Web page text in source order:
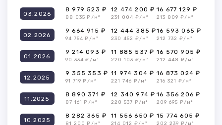
03.2026
8 979 523 ₽
88 035 ₽/м²
12 474 200 ₽
231 004 ₽/м²
16 677 129 ₽
213 809 ₽/м²
02.2026
9 664 915 ₽
94 754 ₽/м²
12 444 385 ₽
230 452 ₽/м²
16 593 065 ₽
212 732 ₽/м²
01.2026
9 214 093 ₽
90 334 ₽/м²
11 885 537 ₽
220 103 ₽/м²
16 570 905 ₽
212 448 ₽/м²
12.2025
9 355 353 ₽
91 719 ₽/м²
11 974 304 ₽
221 746 ₽/м²
16 873 024 ₽
216 321 ₽/м²
11.2025
8 890 371 ₽
87 161 ₽/м²
12 340 974 ₽
228 537 ₽/м²
16 356 206 ₽
209 695 ₽/м²
10.2025
8 282 365 ₽
81 200 ₽/м²
11 556 650 ₽
214 012 ₽/м²
15 774 605 ₽
202 239 ₽/м²